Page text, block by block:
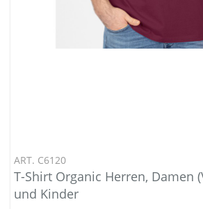
ART. C6120
T-Shirt Organic Herren, Damen
und Kinder